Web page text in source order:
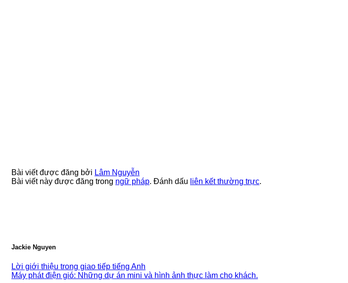
Bài viết được đăng bởi Lâm Nguyễn
Bài viết này được đăng trong ngữ pháp. Đánh dấu liên kết thường trực.
Jackie Nguyen
Lời giới thiệu trong giao tiếp tiếng Anh
Máy phát điện gió: Những dự án mini và hình ảnh thực làm cho khách.